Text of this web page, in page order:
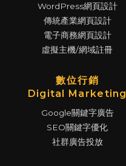
WordPress網頁設計
傳統產業網頁設計
電子商務網頁設計
虛擬主機/網域註冊
數位行銷
Digital Marketing
Google關鍵字廣告
SEO關鍵字優化
社群廣告投放